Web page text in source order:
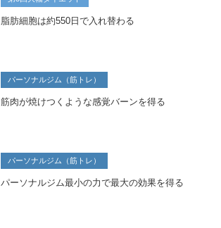
脂肪細胞は約550日で入れ替わる
パーソナルジム（筋トレ）
筋肉が焼けつくような感覚バーンを得る
パーソナルジム（筋トレ）
パーソナルジム最小の力で最大の効果を得る